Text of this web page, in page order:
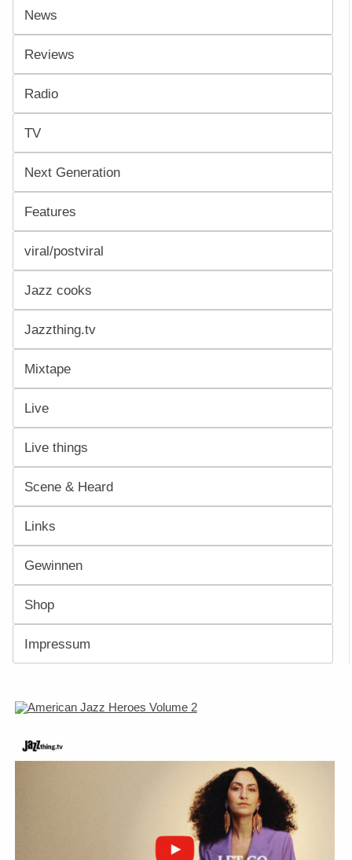
News
Reviews
Radio
TV
Next Generation
Features
viral/postviral
Jazz cooks
Jazzthing.tv
Mixtape
Live
Live things
Scene & Heard
Links
Gewinnen
Shop
Impressum